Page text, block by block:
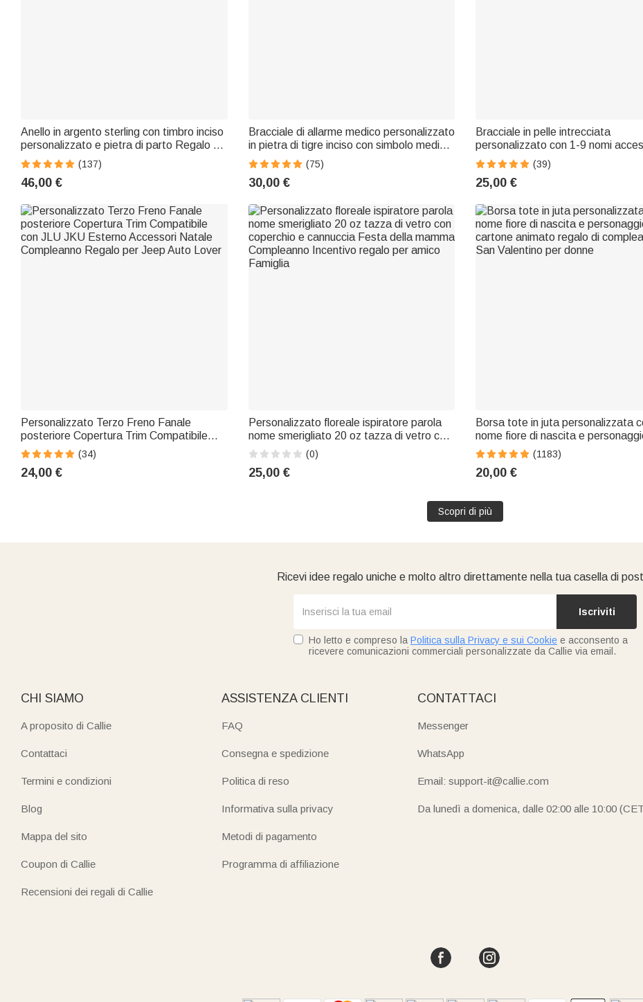
Anello in argento sterling con timbro inciso
personalizzato e pietra di parto Regalo di
laurea per uomini laureati
(137)
46,00 €
Bracciale di allarme medico personalizzato
in pietra di tigre inciso con simbolo medico
e testo Regalo per amici di famiglia con
diabete, epilessia, autismo, ecc.
(75)
30,00 €
Bracciale in pelle intrecciata
personalizzato con 1-9 nomi
unisesso regalo di San Valentino e
compleanno per uomini e donne
(39)
25,00 €
Personalizzato Terzo Freno Fanale
posteriore Copertura Trim Compatibile
con JLU JKU Esterno Accessori Natale
Compleanno Regalo per Jeep Auto Lover
(34)
24,00 €
Personalizzato floreale ispiratore parola
nome smerigliato 20 oz tazza di vetro con
coperchio e cannuccia Festa della mamma
Compleanno Incentivo regalo per amico
Famiglia
(0)
25,00 €
Borsa tote in juta personalizzata
nome fiore di nascita e
cartone animato regalo di
San Valentino per donne
(1183)
20,00 €
Scopri di più
Ricevi idee regalo uniche e molto altro direttamente nella tua casella di
Iscriviti
Ho letto e compreso la Politica sulla Privacy e sui Cookie e acconsento a
ricevere comunicazioni commerciali personalizzate da Callie via email.
CHI SIAMO
A proposito di Callie
Contattaci
Termini e condizioni
Blog
Mappa del sito
Coupon di Callie
Recensioni dei regali di Callie
ASSISTENZA CLIENTI
FAQ
Consegna e spedizione
Politica di reso
Informativa sulla privacy
Metodi di pagamento
Programma di affiliazione
CONTATTACI
Messenger
WhatsApp
Email: support-it@callie.com
Da lunedì a domenica, dalle 02:00 alle 10:00